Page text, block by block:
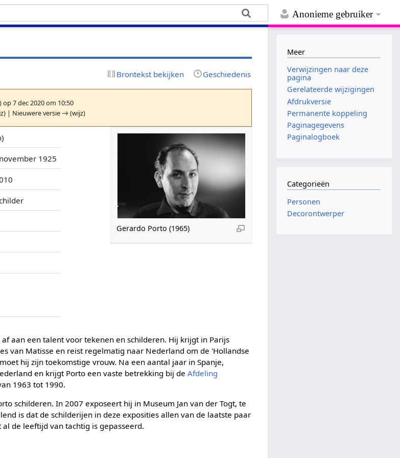
Anonieme gebruiker
Brontekst bekijken Geschiedenis
)op 7 dec 2020 om 10:50
| Nieuwere versie → (wijz)
Gerardo Porto (1965)
1925
aan een talent voor tekenen en schilderen. Hij krijgt in Parijs
van Matisse en reist regelmatig naar Nederland om de 'Hollandse
hij zijn toekomstige vrouw. Na een aantal jaar in Spanje,
en krijgt Porto een vaste betrekking bij deAfdeling
1963 tot 1990.
schilderen. In 2007 exposeert hij in Museum Jan van der Togt, te
is dat de schilderijen in deze exposities allen van de laatste paar
de leeftijd van tachtig is gepasseerd.
Meer
Verwijzingen naar deze
pagina
Gerelateerde wijzigingen
Afdrukversie
Permanente koppeling
Paginagegevens
Paginalogboek
Categorieën
Personen
Decorontwerper